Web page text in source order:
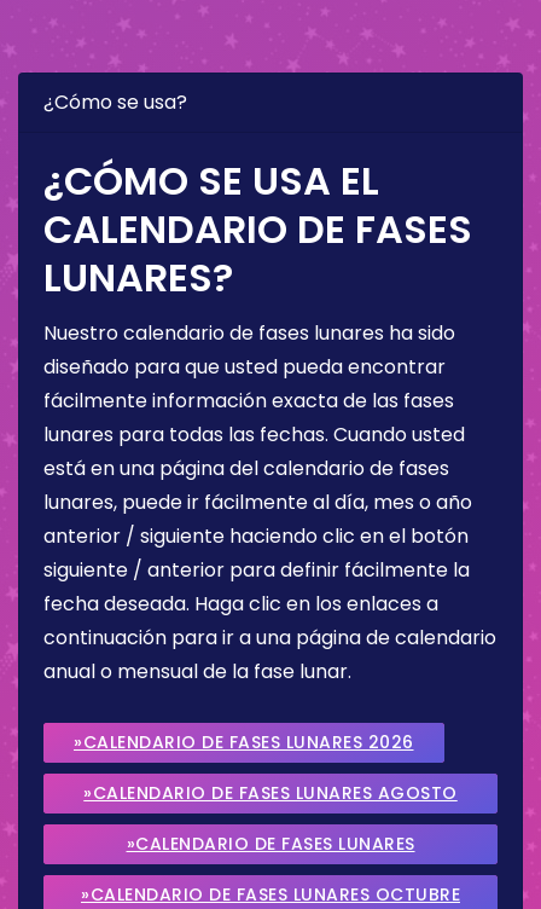
¿Cómo se usa?
¿CÓMO SE USA EL
CALENDARIO DE FASES
LUNARES?
Nuestro calendario de fases lunares ha sido
diseñado para que usted pueda encontrar
fácilmente información exacta de las fases
lunares para todas las fechas. Cuando usted
está en una página del calendario de fases
lunares, puede ir fácilmente al día, mes o año
anterior / siguiente haciendo clic en el botón
siguiente / anterior para definir fácilmente la
fecha deseada. Haga clic en los enlaces a
continuación para ir a una página de calendario
anual o mensual de la fase lunar.
»CALENDARIO DE FASES LUNARES 2026
»CALENDARIO DE FASES LUNARES AGOSTO
2026
»CALENDARIO DE FASES LUNARES
SEPTIEMBRE 2026
»CALENDARIO DE FASES LUNARES OCTUBRE